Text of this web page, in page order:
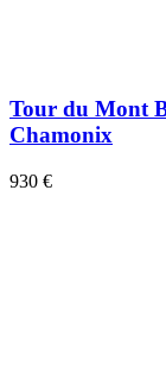
Tour du Mont
Chamonix
930 €